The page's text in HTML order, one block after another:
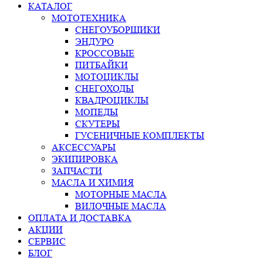
КАТАЛОГ
МОТОТЕХНИКА
СНЕГОУБОРЩИКИ
ЭНДУРО
КРОССОВЫЕ
ПИТБАЙКИ
МОТОЦИКЛЫ
СНЕГОХОДЫ
КВАДРОЦИКЛЫ
МОПЕДЫ
СКУТЕРЫ
ГУСЕНИЧНЫЕ КОМПЛЕКТЫ
АКСЕССУАРЫ
ЭКИПИРОВКА
ЗАПЧАСТИ
МАСЛА И ХИМИЯ
МОТОРНЫЕ МАСЛА
ВИЛОЧНЫЕ МАСЛА
ОПЛАТА И ДОСТАВКА
АКЦИИ
СЕРВИС
БЛОГ